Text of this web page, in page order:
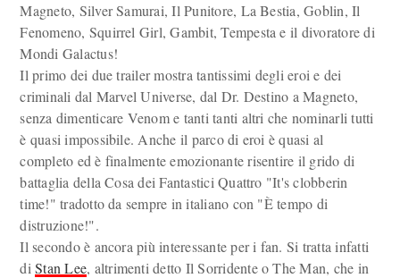
Magneto, Silver Samurai, Il Punitore, La Bestia, Goblin, Il
Fenomeno, Squirrel Girl, Gambit, Tempesta e il divoratore di
Mondi Galactus!
Il primo dei due trailer mostra tantissimi degli eroi e dei
criminali dal Marvel Universe, dal Dr. Destino a Magneto,
senza dimenticare Venom e tanti tanti altri che nominarli tutti
è quasi impossibile. Anche il parco di eroi è quasi al
completo ed è finalmente emozionante risentire il grido di
battaglia della Cosa dei Fantastici Quattro "It's clobberin
time!" tradotto da sempre in italiano con "È tempo di
distruzione!".
Il secondo è ancora più interessante per i fan. Si tratta infatti
diStan Lee, altrimenti detto Il Sorridente o The Man, che in